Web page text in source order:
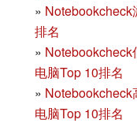
» Notebookcheck
排名
»
电脑Top 10排名
»
电脑Top 10排名